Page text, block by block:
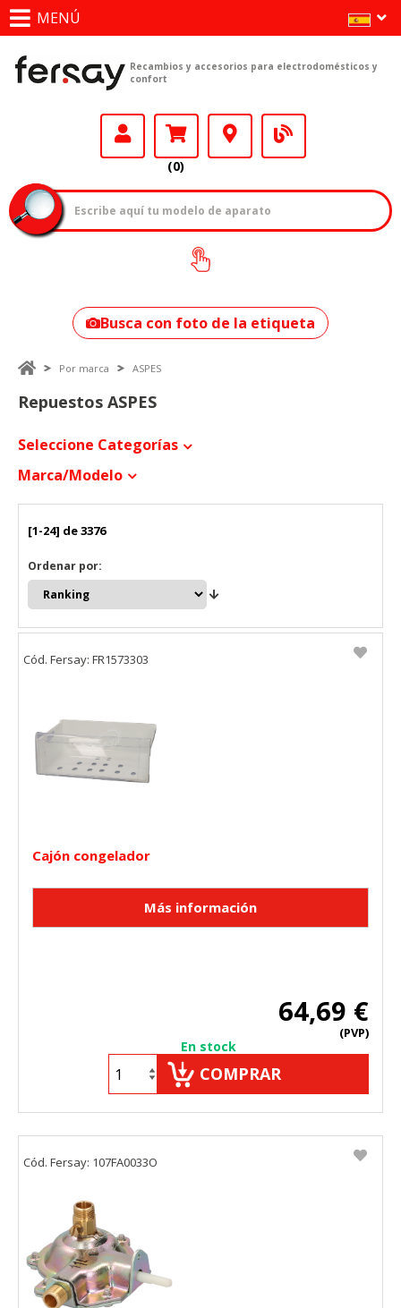
MENÚ
Recambios y accesorios para electrodomésticos y
confort
(0)
¿Cómo encontrar
tu modelo?
Busca con foto de la etiqueta
Por marca ASPES
Repuestos ASPES
Seleccione Categorías
Marca/modelo
[1-24] de 3376
Ordenar por:
Cajón congelador
64,69 €
(PVP)
En stock
COMPRAR
Cód. Fersay: FR1573303
Cód. Fersay: 107FA0033O